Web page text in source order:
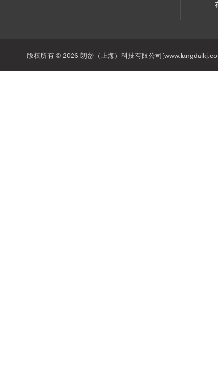
版权所有 © 2026 朗岱（上海）科技有限公司